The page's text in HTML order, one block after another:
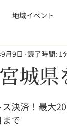
地域イベント
メイプル館
城県
月9日 読了時間: 1
決済！最大
で